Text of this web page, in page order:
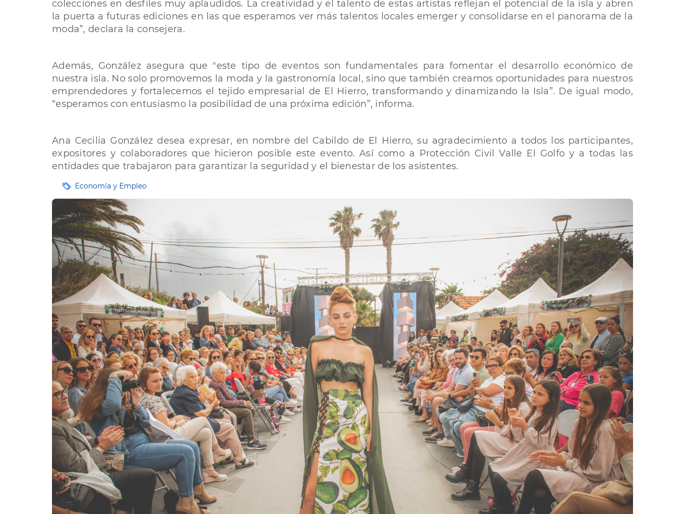
colecciones en desfiles muy aplaudidos. La creatividad y el talento de estas artistas reflejan el potencial de la isla y abren
la puerta a futuras ediciones en las que esperamos ver más talentos locales emerger y consolidarse en el panorama de la
moda”, declara la consejera.
Además, González asegura que "este tipo de eventos son fundamentales para fomentar el desarrollo económico de
nuestra isla. No solo promovemos la moda y la gastronomía local, sino que también creamos oportunidades para nuestros
emprendedores y fortalecemos el tejido empresarial de El Hierro, transformando y dinamizando la Isla”. De igual modo,
“esperamos con entusiasmo la posibilidad de una próxima edición”, informa.
Ana Cecilia González desea expresar, en nombre del Cabildo de El Hierro, su agradecimiento a todos los participantes,
expositores y colaboradores que hicieron posible este evento. Así como a Protección Civil Valle El Golfo y a todas las
entidades que trabajaron para garantizar la seguridad y el bienestar de los asistentes.
EtiquetasEconomía y Empleo